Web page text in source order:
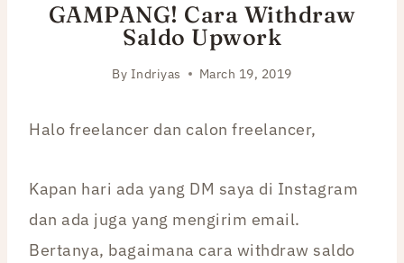
GAMPANG! Cara Withdraw
Saldo Upwork
By Indriyas March 19, 2019
Halo freelancer dan calon freelancer,
Kapan hari ada yang DM saya di Instagram
dan ada juga yang mengirim email.
Bertanya, bagaimana cara withdraw saldo